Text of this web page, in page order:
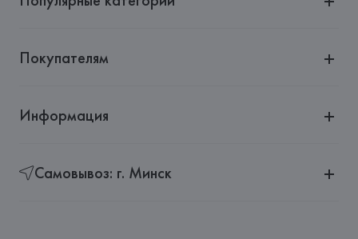
Покупателям
Информация
Самовывоз: г. Минск